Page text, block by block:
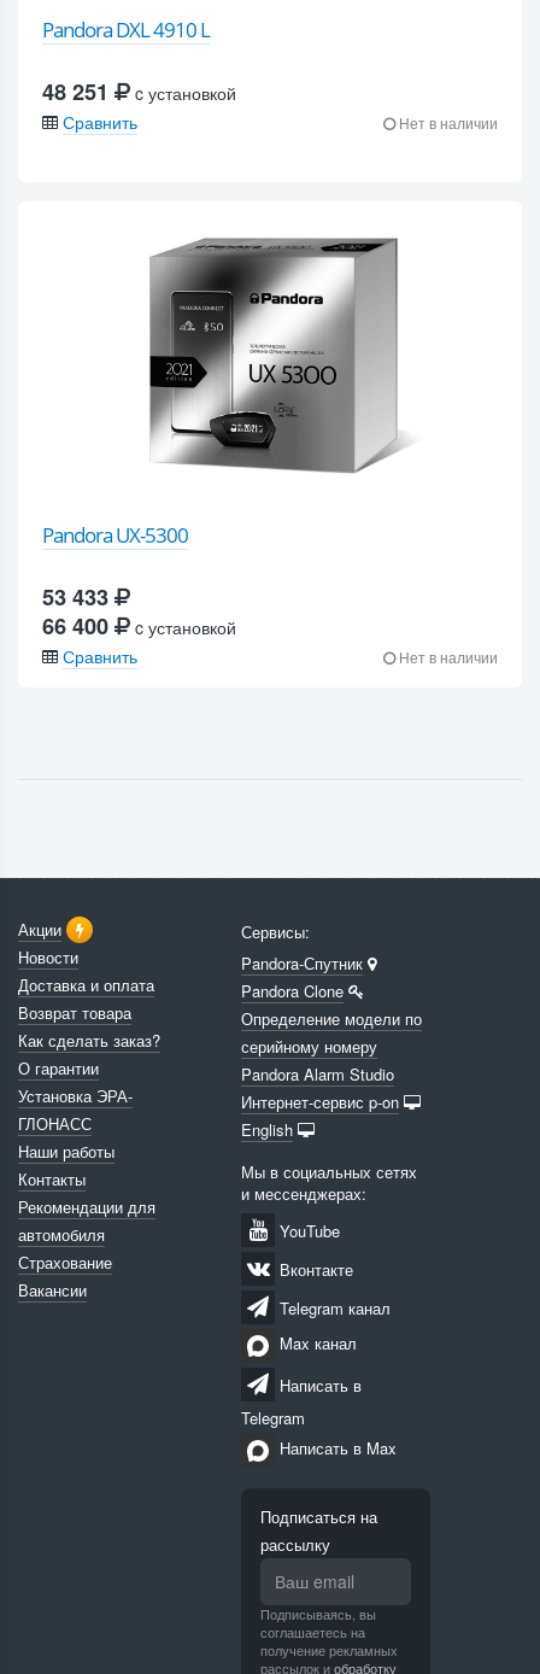
Pandora DXL 4910 L
48 251
c установкой
Сравнить
Нет в наличии
Pandora UX-5300
53 433
66 400
c установкой
Сравнить
Нет в наличии
Акции
Новости
Доставка и оплата
Возврат товара
Как сделать заказ?
О гарантии
Установка ЭРА-
ГЛОНАСС
Наши работы
Контакты
Рекомендации для
автомобиля
Страхование
Вакансии
Сервисы:
Pandora-Спутник
Pandora Clone
Определение модели по
серийному номеру
Pandora Alarm Studio
Интернет-сервис p-on
English
Мы в социальных сетях
и мессенджерах:
YouTube
Вконтакте
Telegram канал
Max канал
Написать в
Telegram
Написать в Max
Подписаться на
рассылку
Подписываясь, вы
соглашаетесь на
получение рекламных
рассылок иобработку